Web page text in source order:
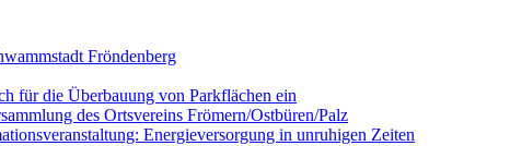
Fröndenberg
für die Überbauung von Parkflächen ein
des Ortsvereins Frömern/Ostbüren/Palz
Energieversorgung in unruhigen Zeiten